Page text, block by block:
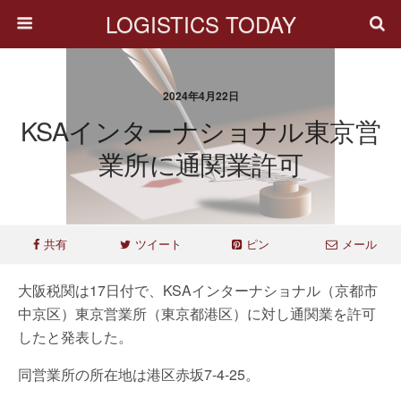
LOGISTICS TODAY
2024年4月22日
KSAインターナショナル東京営
業所に通関業許可
共有 ツイート ピン メール
大阪税関は17日付で、KSAインターナショナル（京都市
中京区）東京営業所（東京都港区）に対し通関業を許可
したと発表した。
同営業所の所在地は港区赤坂7-4-25。